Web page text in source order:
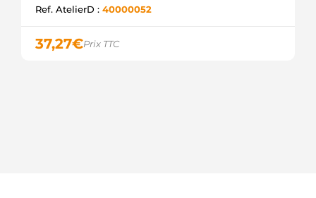
Ref. AtelierD : 40000052
37,27€Prix TTC